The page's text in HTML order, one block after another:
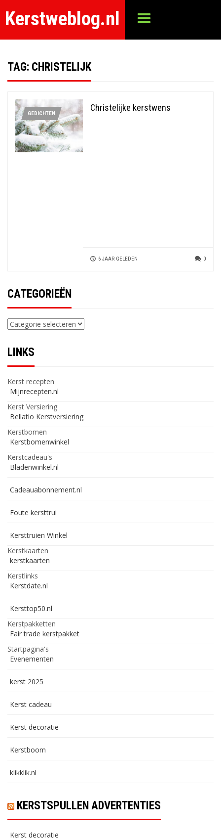
Kerstweblog.nl
TAG: CHRISTELIJK
GEDICHTEN
Christelijke kerstwens
6 JAAR GELEDEN 0
CATEGORIEËN
Categorieën
LINKS
Kerst recepten
Mijnrecepten.nl
Kerst Versiering
Bellatio Kerstversiering
Kerstbomen
Kerstbomenwinkel
Kerstcadeau's
Bladenwinkel.nl
Cadeauabonnement.nl
Foute kersttrui
Kersttruien Winkel
Kerstkaarten
kerstkaarten
Kerstlinks
Kerstdate.nl
Kersttop50.nl
Kerstpakketten
Fair trade kerstpakket
Startpagina's
Evenementen
kerst 2025
Kerst cadeau
Kerst decoratie
Kerstboom
klikklik.nl
KERSTSPULLEN ADVERTENTIES
Kerst decoratie